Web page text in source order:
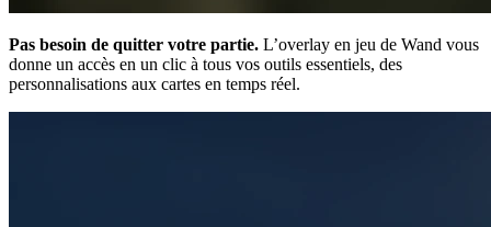
Pas besoin de quitter votre partie. L’overlay en jeu de Wand vous
donne un accès en un clic à tous vos outils essentiels, des
personnalisations aux cartes en temps réel.